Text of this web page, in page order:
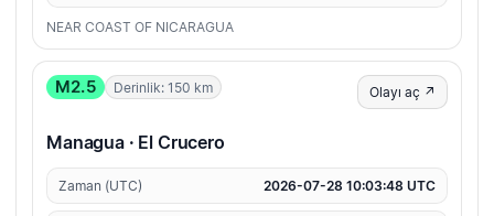
NEAR COAST OF NICARAGUA
M2.5 Derinlik: 150 km Olayı aç ↗
Managua · El Crucero
Zaman (UTC) 2026-07-28 10:03:48 UTC